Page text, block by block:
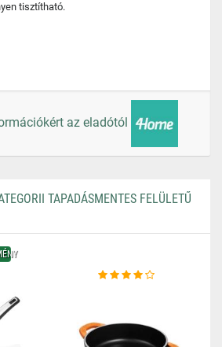
tisztítható.
az eladótól
TAPADÁSMENTES FELÜLETŰ